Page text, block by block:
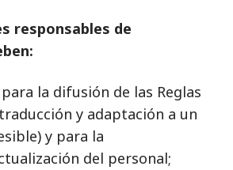
responsables de
la difusión de las Reglas
y adaptación a un
y para la
del personal;